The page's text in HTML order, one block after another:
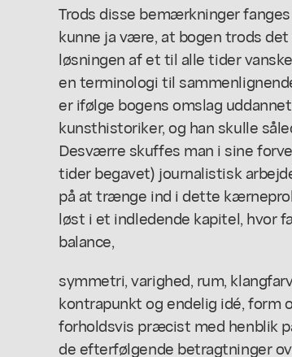
Trods disse bemærkninger
kunne ja være, at bogen trods
løsningen af et til alle tider
en terminologi til
er ifølge bogens omslag
kunsthistoriker, og han skulle
Desværre skuffes man i sine
tider begavet) journalistisk
på at trænge ind i dette
løst i et indledende kapitel, hvor
balance,
symmetri, varighed, rum,
kontrapunkt og endelig idé,
forholdsvis præcist med henblik
de efterfølgende betragtninger